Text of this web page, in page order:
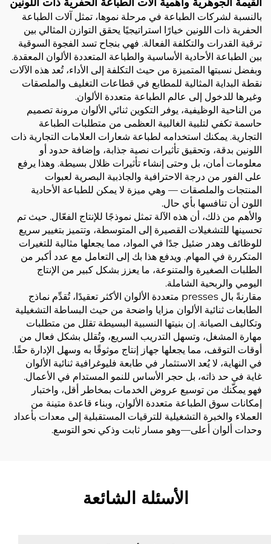
بالنسبة لشركات الطباعة في مرحلة نموها، تمثل آلات الطباعة
الحفرية ذات اللونين خيارًا استراتيجيًا يحقق التوازن المثالي بين
ترقية القدرات والتكلفة الفعالة. فهي بنجاح تسد الفجوة السوقية
بين الطباعة الأحادية الأساسية والطباعة المتعددة الألوان المعقدة.
وبفضل نسبتها المتميزة من حيث التكلفة إلى الأداء، تُعد هذه الآلات
نقطة البداية المثالية للمطابع في قطاعات التغليف والملصقات
وغيرها للدخول إلى عالم الطباعة متعددة الألوان.
من الناحية الوظيفية، يوفر التكوين ثنائي الألوان مرونة تصميم
حاسمة تكفي لتلبية الغالبية العظمى من متطلبات الطباعة
التجارية. يمكنك استخدامه لطباعة شعارات العلامات التجارية ذات
اللونين بدقة، وتحقيق تأثيرات نصية جذابة، وإضافة حدود أو
معلومات أمان، بل وحتى إنشاء تأثيرات ظلال بسيطة. وهذا يرفع
على الفور من درجة الاحترافية والجاذبية البصرية لعبوات
المنتجات والملصقات — وهي ميزة لا يمكن للطباعة الأحادية
اللون أن تنافسها بأي حال.
والأهم من ذلك، أن هذه الآلة تمثل نموذجًا للإنتاج الفعّال. حيث تم
تحسينها للتشغيلات القصيرة إلى المتوسطة، وتتميز بتغيير سريع
للوظائف وهدر ضئيل جدًا في المواد، مما يجعلها مثالية للتغيرات
المتكررة في المهام. ويدفع هذا بك إلى التعامل مع عدد أكبر من
الطلبات الصغيرة والمتنوعة، ما يعزز بشكل كبير من الإنتاج
اليومي والربحية الشاملة.
مقارنةً بال presses متعددة الألوان الأكثر تعقيدًا، تُقدِّم نماذج
الطابعات ثنائية الألوان مزايا واضحة من حيث البساطة التشغيلية
وتكاليف الصيانة. إن بنيتها النسبية البسيطة تقلل من متطلبات
مهارة المشغل، وتسهل التدريب السريع، وتُقلل بشكل فعال من
أوقات التوقف، مما يجعلها جهاز إنتاج موثوقًا به وسهل الإدارة حقًا.
في النهاية، لا يُعد الاستثمار في طابعة فليوغرافية ثنائية الألوان
غاية في حد ذاته، بل حجر الأساس للنمو المستدام في الأعمال.
فهو يمكّنك من توسيع عروض الخدمات بمخاطر أقل، واختبار
إمكانات سوق الطباعة متعددة الألوان، وبناء قاعدة متينة من
العملاء والخبرة التشغيلية للترقيات المستقبلية إلى معدات بأعداد
وحدات ألوان أعلى—وهو مسار ثابت وذكي نحو التوسع.
الأسئلة الشائعة